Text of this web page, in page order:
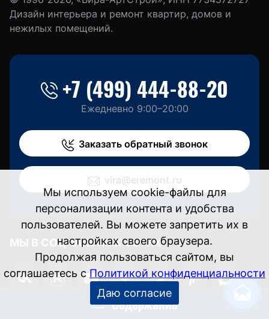
Содержание
Дизайн интерьера и ремонт квартир, домов и
нежилых помещений.
+7 (499) 444-88-20
Ежедневно 9:00–20:00
Заказать обратный звонок
vira@eremont.ru
МЫ В СОЦИАЛЬНЫХ СЕТЯХ
Мы используем cookie-файлы для
персонализации контента и удобства
пользователей. Вы можете запретить их в
настройках своего браузера.
Продолжая пользоваться сайтом, вы
соглашаетесь с Политикой конфиденциальности
Даю согласие